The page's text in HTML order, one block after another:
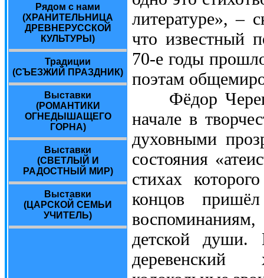
Рядом с нами
(ХРАНИТЕЛЬНИЦА
ДРЕВНЕРУССКОЙ
КУЛЬТУРЫ)
Традиции
(СЪЕЗЖИЙ ПРАЗДНИК)
Выставки
(РОМАНТИКИ
ОГНЕДЫШАЩЕГО
ГОРНА)
Выставки
(СВЕТЛЫЙ И
РАДОСТНЫЙ МИР)
Выставки
(ЦАРСКОЙ СЕМЬИ
УЧИТЕЛЬ)
литературе», –
что известный
70-е годы
поэтам
Фёдор
начале в
духовными
состояния
стихах
концов
детской души.